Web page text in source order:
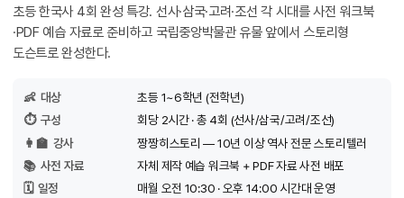
초등 한국사 4회 완성 특강. 선사·삼국·고려·조선 각 시대를 사전 워크북
·PDF 예습 자료로 준비하고 국립중앙박물관 유물 앞에서 스토리형
도슨트로 완성한다.
👶 대상
초등 1~6학년 (전학년)
⏱️ 구성
회당 2시간 · 총 4회 (선사/삼국/고려/조선)
👩‍🏫 강사
짱짱히스토리 — 10년 이상 역사 전문 스토리텔러
📚 사전 자료
자체 제작 예습 워크북 + PDF 자료 사전 배포
🗓️ 일정
매월 오전 10:30 · 오후 14:00 시간대 운영